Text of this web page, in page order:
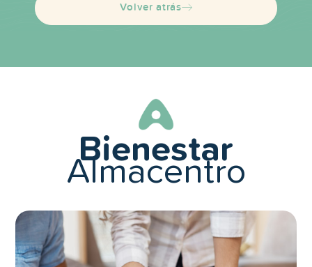
Volver atrás
Bienestar
Almacentro